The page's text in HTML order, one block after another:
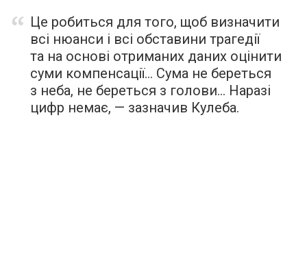
Це робиться для того, щоб визначити
всі нюанси і всі обставини трагедії
та на основі отриманих даних оцінити
суми компенсації… Сума не береться
з неба, не береться з голови… Наразі
цифр немає, — зазначив Кулеба.